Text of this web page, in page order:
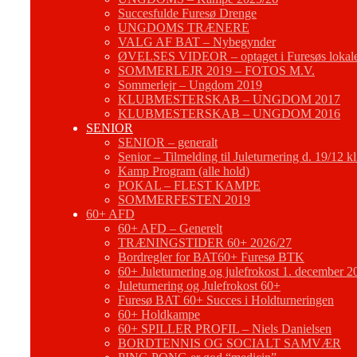
Succesfulde Furesø Drenge
UNGDOMS TRÆNERE
VALG AF BAT – Nybegynder
ØVELSES VIDEOR – optaget i Furesøs
SOMMERLEJR 2019 – FOTOS M.V.
Sommerlejr – Ungdom 2019
KLUBMESTERSKAB – UNGDOM 2017
KLUBMESTERSKAB – UNGDOM 2016
SENIOR
SENIOR – generalt
Senior – Tilmelding til Juleturnering d. 19/12
Kamp Program (alle hold)
POKAL – FLEST KAMPE
SOMMERFESTEN 2019
60+ AFD
60+ AFD – Generelt
TRÆNINGSTIDER 60+ 2026/27
Bordregler for BAT60+ Furesø BTK
60+ Juleturnering og julefrokost 1. december
Juleturnering og Julefrokost 60+
Furesø BAT 60+ Succes i Holdturneringen
60+ Holdkampe
60+ SPILLER PROFIL – Niels Danielsen
BORDTENNIS OG SOCIALT SAMVÆR